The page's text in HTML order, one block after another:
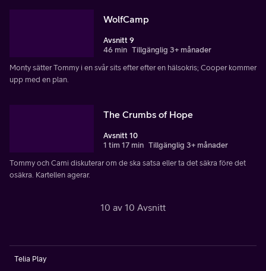
WolfCamp
Avsnitt 9
46 min Tillgänglig 3+ månader
Monty sätter Tommy i en svår sits efter efter en hälsokris; Cooper kommer
upp med en plan.
The Crumbs of Hope
Avsnitt 10
1 tim 17 min Tillgänglig 3+ månader
Tommy och Cami diskuterar om de ska satsa eller ta det säkra före det
osäkra. Kartellen agerar.
10 av 10 Avsnitt
Telia Play